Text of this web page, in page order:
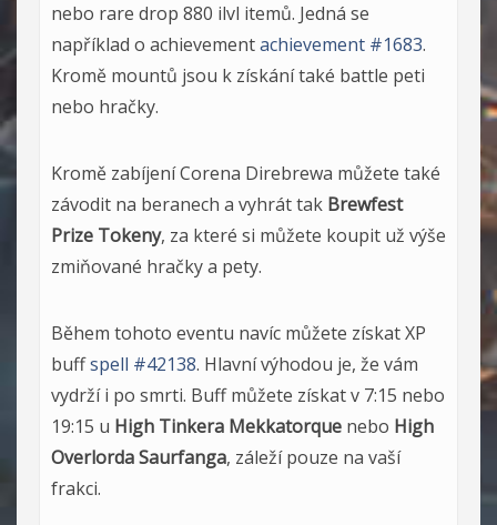
nebo rare drop 880 ilvl itemů. Jedná se
například o achievementachievement #1683.
Kromě mountů jsou k získání také battle peti
nebo hračky.
Kromě zabíjení Corena Direbrewa můžete také
závodit na beranech a vyhrát tak Brewfest
Prize Tokeny, za které si můžete koupit už výše
zmiňované hračky a pety.
Během tohoto eventu navíc můžete získat XP
buffspell #42138. Hlavní výhodou je, že vám
vydrží i po smrti. Buff můžete získat v 7:15 nebo
19:15 u High Tinkera Mekkatorque nebo High
Overlorda Saurfanga, záleží pouze na vaší
frakci.